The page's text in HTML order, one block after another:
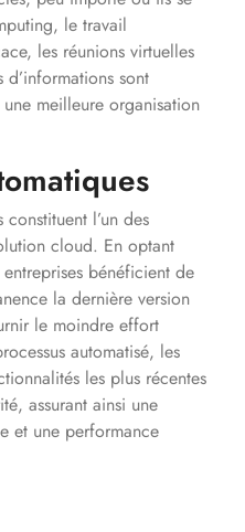
le travail
les réunions virtuelles
sont
meilleure organisation
l’un des
cloud. En optant
bénéficient de
la dernière version
le moindre effort
automatisé, les
les plus récentes
assurant ainsi une
et une performance